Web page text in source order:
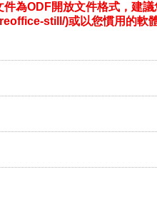
為ODF開放文件格式，建
still/)或以您慣用的軟體